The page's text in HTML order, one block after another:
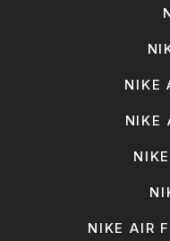
NIKE
NIKE
NIKE AIR